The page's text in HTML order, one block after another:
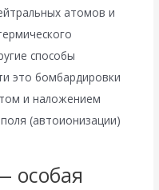
атомов и
способы
это бомбардировки
и наложением
(автоионизации)
особая